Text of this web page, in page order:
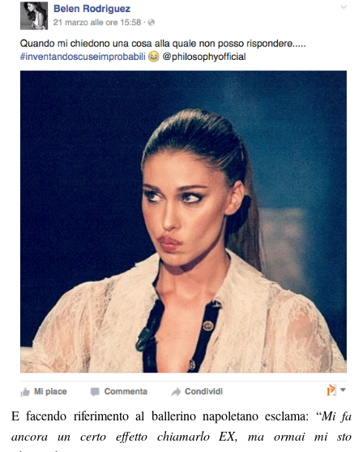
E facendo riferimento al ballerino napoletano esclama: “Mi fa
ancora un certo effetto chiamarlo EX, ma ormai mi sto